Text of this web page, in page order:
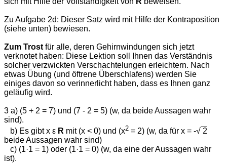
Zu Aufgabe 2d: Dieser Satz wird mit Hilfe der Kontraposition
(siehe unten) bewiesen.
Zum Trost für alle, deren Gehirnwindungen sich jetzt
verknotet haben: Diese Lektion soll Ihnen das Verständnis
solcher verzwickten Verschachtelungen erleichtern. Nach
etwas Übung (und öftrene Überschlafens) werden Sie
einiges davon so verinnerlicht haben, dass es Ihnen ganz
geläufig wird.
3 a) (5 + 2 = 7) und (7 - 2 = 5) (w, da beide Aussagen wahr
sind).
b) Es gibt x ε R mit (x < 0) und (x2 = 2) (w, da für x = -√ 2
beide Aussagen wahr sind)
c) (1·1 = 1) oder (1·1 = 0) (w, da eine der Aussagen wahr
ist).